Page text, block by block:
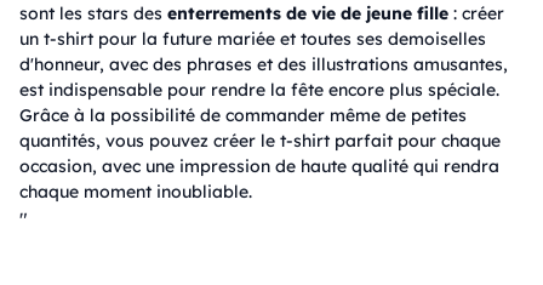
sont les stars des enterrements de vie de jeune fille : créer
un t-shirt pour la future mariée et toutes ses demoiselles
d'honneur, avec des phrases et des illustrations amusantes,
est indispensable pour rendre la fête encore plus spéciale.
Grâce à la possibilité de commander même de petites
quantités, vous pouvez créer le t-shirt parfait pour chaque
occasion, avec une impression de haute qualité qui rendra
chaque moment inoubliable.
"